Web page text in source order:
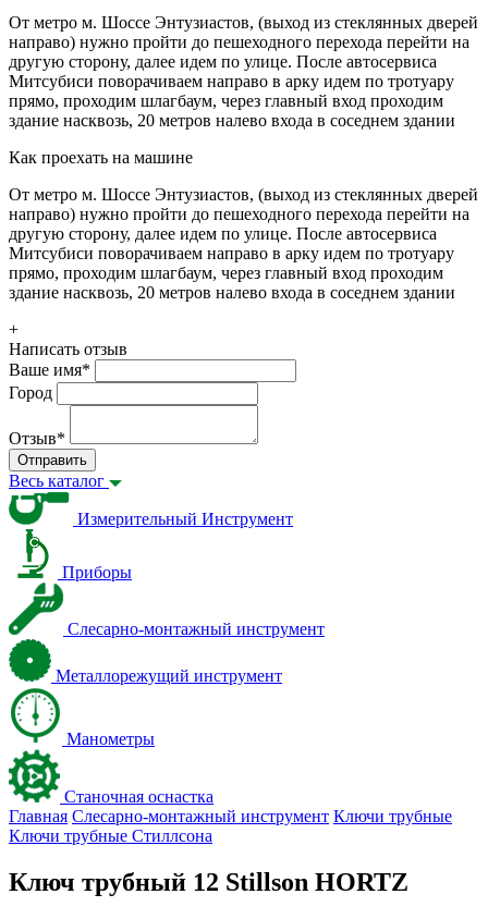
От метро м. Шоссе Энтузиастов, (выход из стеклянных дверей
направо) нужно пройти до пешеходного перехода перейти на
другую сторону, далее идем по улице. После автосервиса
Митсубиси поворачиваем направо в арку идем по тротуару
прямо, проходим шлагбаум, через главный вход проходим
здание насквозь, 20 метров налево входа в соседнем здании
Как проехать на машине
От метро м. Шоссе Энтузиастов, (выход из стеклянных дверей
направо) нужно пройти до пешеходного перехода перейти на
другую сторону, далее идем по улице. После автосервиса
Митсубиси поворачиваем направо в арку идем по тротуару
прямо, проходим шлагбаум, через главный вход проходим
здание насквозь, 20 метров налево входа в соседнем здании
+
Написать отзыв
Ваше имя*
Город
Отзыв*
Отправить
Весь каталог
Измерительный Инструмент
Приборы
Слесарно-монтажный инструмент
Металлорежущий инструмент
Манометры
Станочная оснастка
Главная Слесарно-монтажный инструмент Ключи трубные
Ключи трубные Стиллсона
Ключ трубный 12 Stillson HORTZ